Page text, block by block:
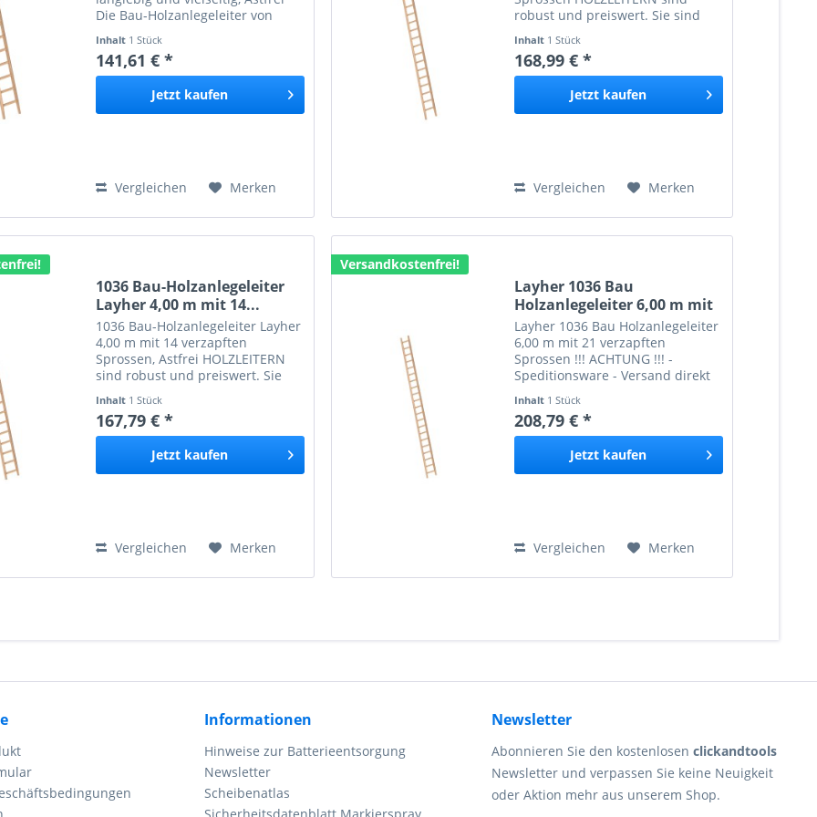
Die Bau-Holzanlegeleiter von
astfreiem Fichtenholz bietet mit
einer Länge von 3,00 m und 10
stabilen, verzapften Sprossen...
Inhalt 1 Stück
141,61 € *
Jetzt kaufen
Vergleichen Merken
robust und preiswert. Sie sind
denen das Gewicht nicht das
entscheidende Argument
darstellt. Die Holzleiter ist die...
Inhalt 1 Stück
168,99 € *
Jetzt kaufen
Vergleichen Merken
1036 Bau-Holzanlegeleiter
Layher 4,00 m mit 14...
1036 Bau-Holzanlegeleiter Layher
4,00 m mit 14 verzapften
Sprossen, Astfrei HOLZLEITERN
sind robust und preiswert. Sie
Höhen, bei denen das Gewicht
nicht das entscheidende
Argument darstellt. Die
Holzleiter...
Inhalt 1 Stück
167,79 € *
Jetzt kaufen
Vergleichen Merken
Versandkostenfrei!
Layher 1036 Bau
Holzanlegeleiter 6,00 m mit
21...
Layher 1036 Bau Holzanlegeleiter
6,00 m mit 21 verzapften
Sprossen !!! ACHTUNG !!! -
Speditionsware - Versand direkt
bitte mit angeben, Lieferzeit ca. 5
Werktage HOLZLEITERN sind
robust und preiswert. Sie sind...
Inhalt 1 Stück
208,79 € *
Jetzt kaufen
Vergleichen Merken
Informationen
Hinweise zur Batterieentsorgung
Newsletter
Scheibenatlas
Newsletter
Abonnieren Sie den kostenlosen clickandtools
Newsletter und verpassen Sie keine Neuigkeit
oder Aktion mehr aus unserem Shop.